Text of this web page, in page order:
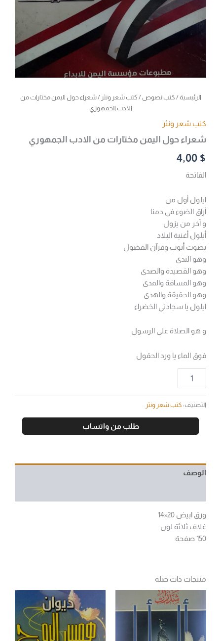
الرئيسية/ كتب نصوص / كتب شعر ونثر / شعراء حول اليمن مختارات من
الادب الجمهوري
كتب شعر ونثر
شعراء حول اليمن مختارات من الادب الجمهوري
4,00 $
الفاتحة
ايلول أول من
أراق الضوء في دمنا
و آخر من يزول
أيلول أغنية البلاد
بصوت أيوب وقرآن الفضول
وهو الندى
وهو القصيدة والصدى
وهو المسافة والمدى
وهو الحقيقة والهدى
ایلول یا سجادتي الخضراء
و هو الصلاة على الرسول
فوق الماء يا ورد الحقول
التصنيف: كتب شعر ونثر
طلب من واتساب
الوصف
ورق ابيض 20×14
غلاف ثلاثة لون
150 صفحة
منتجات ذات صلة